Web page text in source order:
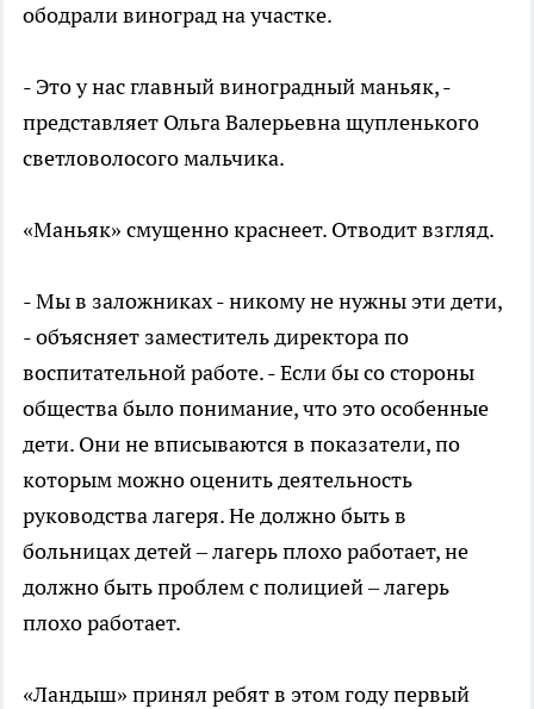
ободрали виноград на участке.
- Это у нас главный виноградный маньяк, -
представляет Ольга Валерьевна щупленького
светловолосого мальчика.
«Маньяк» смущенно краснеет. Отводит взгляд.
- Мы в заложниках - никому не нужны эти дети,
- объясняет заместитель директора по
воспитательной работе. - Если бы со стороны
общества было понимание, что это особенные
дети. Они не вписываются в показатели, по
которым можно оценить деятельность
руководства лагеря. Не должно быть в
больницах детей – лагерь плохо работает, не
должно быть проблем с полицией – лагерь
плохо работает.
«Ландыш» принял ребят в этом году первый